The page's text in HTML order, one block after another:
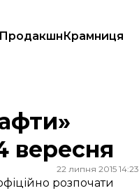
ПродакшнКрамниця
вересня
22 липня 2015 14:23
розпочати